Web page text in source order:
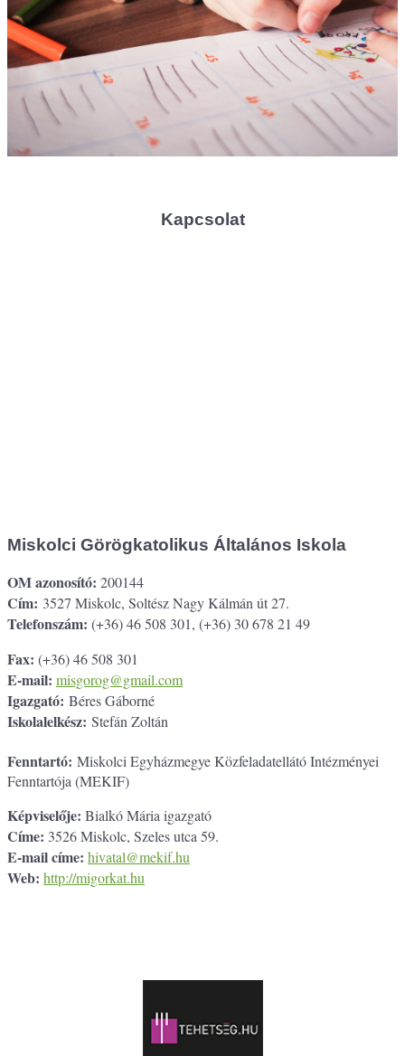
Kapcsolat
Miskolci Görögkatolikus Általános Iskola
OM azonosító: 200144
Cím: 3527 Miskolc, Soltész Nagy Kálmán út 27.
Telefonszám: (+36) 46 508 301, (+36) 30 678 21 49
Fax: (+36) 46 508 301
E-mail: misgorog@gmail.com
Igazgató: Béres Gáborné
Iskolalelkész: Stefán Zoltán
Fenntartó: Miskolci Egyházmegye Közfeladatellátó Intézményei
Fenntartója (MEKIF)
Képviselője: Bialkó Mária igazgató
Címe: 3526 Miskolc, Szeles utca 59.
E-mail címe: hivatal@mekif.hu
Web: http://migorkat.hu